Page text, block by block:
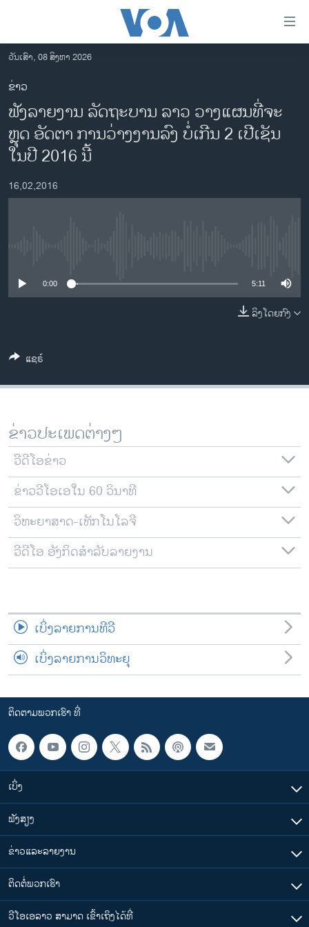
ເຂົ້າ
ຫາ
ຂ້າມ
ຂ້າມ
ຂ້າມ
ໄປ
ຫາ
ຊອກ
ຄົ້ນ
ອາເມຣິກາ
ການເລືອກຕັ້ງ ປະທານາທີບໍດີ ສະຫະລັດ 2024
ໂລກ
ຊຸມຊົນຊາວລາວ
ສຽງ
ລາຍການກະຈາຍສຽງ
ຕິດຕາມພວກເຮົາ ທີ່
ພາສາຕ່າງໆ
ວັນເສົາ, 08 ສິງຫາ 2026
ຂ່າວ
ຟັງລາຍງານ ລັດຖະບານ ລາວ ວາງແຜນທີ່ຈະ
ຫຼຸດ ອັດຕາ ການວ່າງງານລົງ ບໍ່ເກີນ 2 ເປີເຊັນ
ໃນປີ 2016 ນີ້
16,02,2016
0:00 5:11
ລິງໂດຍກົງ
ແຊຣ໌
ຂ່າວປະເພດຕ່າງໆ
ວີດີໂອຂ່າວ
ຂ່າວວີໂອເອໃນ 60 ວິນາທີ
ວິທະຍາສາດ-ເທັກໂນໂລຈີ
ວີດີໂອ ອັງກິດສຳລັບລາຍງານ
ເບິ່ງລາຍການທີວີ
ເບິ່ງລາຍການວິທະຍຸ
ຕິດຕາມພວກເຮົາ ທີ່
ເບິ່ງ
ຟັງສຽງ
ຂ່າວແລະລາຍງານ
ຕິດຕໍ່ພວກເຮົາ
ວີໂອເອລາວ ສາມາດ ເຂົ້າເຖິງໄດ້ທີ່